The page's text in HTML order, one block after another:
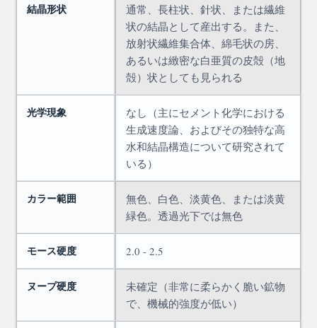
結晶形状
通常、長柱状、針状、または繊維
状の結晶として産出する。また、
放射状繊維集合体、綿毛状の房、
あるいは緻密な白亜質の皮殻（地
殻）状としても見られる
光学現象
なし（主にセメント化学における
生成速度論、およびその独特な高
水和結晶構造について研究されて
いる）
カラー範囲
無色、白色、淡黄色、または淡黄
緑色。透過光下では無色
モース硬度 2.0 - 2.5
ヌープ硬度
未確定（非常に柔らかく脆い鉱物
で、機械的強度が低い）